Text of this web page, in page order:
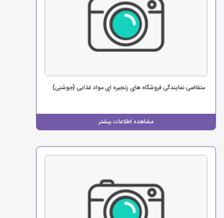
مشاهده اطلاعات بیشتر
متقاضی نمایندگی فروشگاه های زنجیره ای مواد غذایی (جوشنی)